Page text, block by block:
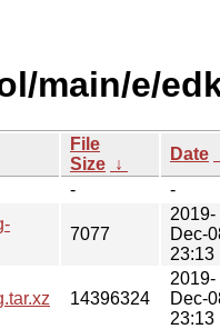
main/e/
File
Size ↓
Date
-
-
7077
2019-
Dec-
23:13
14396324
2019-
Dec-
23:13